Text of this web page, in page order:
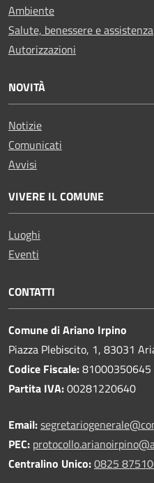
Ambiente
Salute, benessere e assistenza
Autorizzazioni
NOVITÀ
Notizie
Comunicati
Avvisi
VIVERE IL COMUNE
Luoghi
Eventi
CONTATTI
Comune di Ariano Irpino
Piazza Plebiscito, 1, 83031
Codice Fiscale:81000350645
Partita IVA:00281220640
Email:
PEC:
Centralino Unico:0825